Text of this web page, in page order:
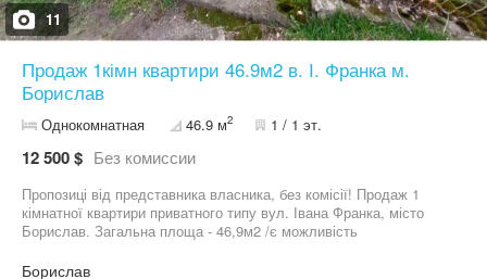
11
Продаж 1кімн квартири 46.9м2 в. І. Франка м.
Борислав
Однокомнатная 46.9 м2 1 / 1 эт.
12 500 $ Без комиссии
Пропозиці від представника власника, без комісії! Продаж 1
кімнатної квартири приватного типу вул. Івана Франка, місто
Борислав. Загальна площа - 46,9м2 /є можливість
22,1м2, кімната - 18,4м2, є тамбур - 2,9м2, балкон /не
Борислав